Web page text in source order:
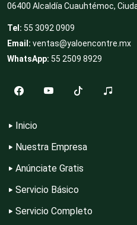
Compresores de
Conferencias
06400 Alcaldía Cuauhtémoc,
Tel: 55 3092 0909
Email: ventas@yaloencontre.mx
WhatsApp: 55 2509 8929
Inicio
Nuestra Empresa
Anúnciate Gratis
Servicio Básico
Servicio Completo